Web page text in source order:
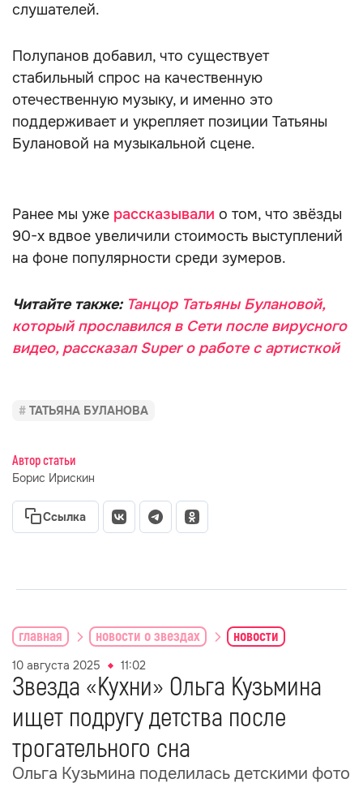
слушателей.
Полупанов добавил, что существует
стабильный спрос на качественную
отечественную музыку, и именно это
поддерживает и укрепляет позиции Татьяны
Булановой на музыкальной сцене.
Ранее мы уже рассказывали о том, что звёзды
90-х вдвое увеличили стоимость выступлений
на фоне популярности среди зумеров.
Читайте также: Танцор Татьяны Булановой,
который прославился в Сети после вирусного
видео, рассказал Super о работе с артисткой
ТАТЬЯНА БУЛАНОВА
Автор статьи
Борис Ирискин
Ссылка
главная новости о звездах новости
10 августа 2025 11:02
Звезда «Кухни» Ольга Кузьмина
ищет подругу детства после
трогательного сна
Ольга Кузьмина поделилась детскими фото